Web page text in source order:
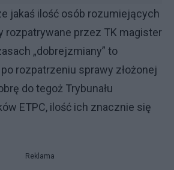
jakaś ilość osób rozumiejących
rozpatrywane przez TK magister
„dobrejzmiany” to
rozpatrzeniu sprawy złożonej
do tegoż Trybunału
ETPC, ilość ich znacznie się
Reklama